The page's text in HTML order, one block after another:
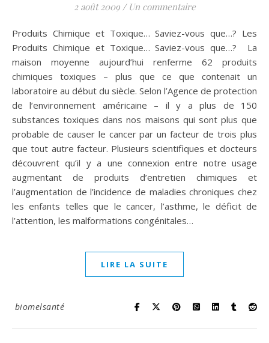
2 août 2009 / Un commentaire
Produits Chimique et Toxique… Saviez-vous que…? Les
Produits Chimique et Toxique… Saviez-vous que…? La
maison moyenne aujourd’hui renferme 62 produits
chimiques toxiques – plus que ce que contenait un
laboratoire au début du siècle. Selon l’Agence de protection
de l’environnement américaine – il y a plus de 150
substances toxiques dans nos maisons qui sont plus que
probable de causer le cancer par un facteur de trois plus
que tout autre facteur. Plusieurs scientifiques et docteurs
découvrent qu’il y a une connexion entre notre usage
augmentant de produits d’entretien chimiques et
l’augmentation de l’incidence de maladies chroniques chez
les enfants telles que le cancer, l’asthme, le déficit de
l’attention, les malformations congénitales…
LIRE LA SUITE
biomelsanté